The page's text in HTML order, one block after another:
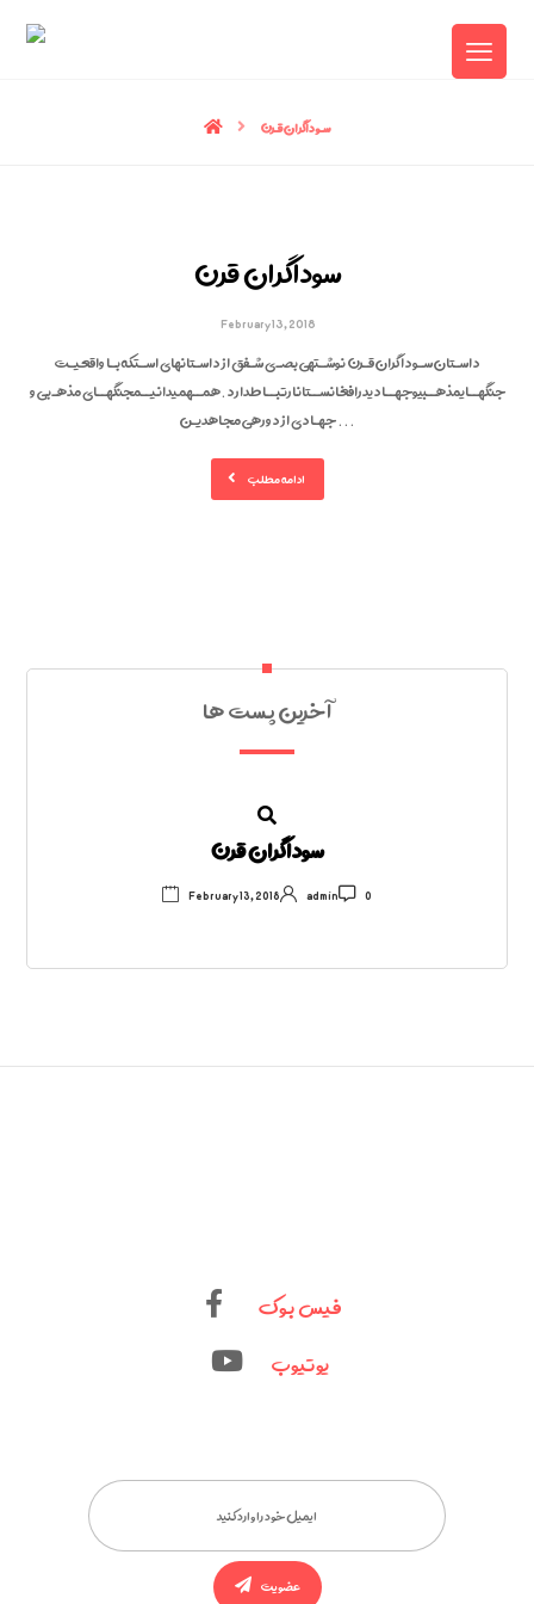
سـوداگران قـرن
سوداگران قرن
February 13, 2018
داسـتان سـوداگران قـرن نوشـتهی بصـ ی شـفق از داسـتانهای اسـتکه بـا واقعیـت
جنگهــایمذهــبیوجهــادیدرافغانســتانارتبــاطدارد.همــهمیدانیــمجنگهــای مذهـ بی و
جهـادی از دورهی مجاهدیـن ...
ادامه مطلب
آخرین پست ها
سوداگران قرن
February 13, 2018 admin 0
فیس بوک
یوتیوب
عضویت